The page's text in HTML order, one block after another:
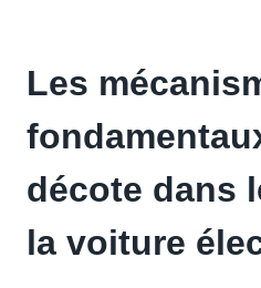
Les
décote dans
la voiture